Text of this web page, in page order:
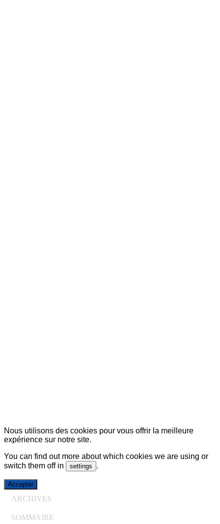
Nous utilisons des cookies pour vous offrir la meilleure
expérience sur notre site.
You can find out more about which cookies we are using or
switch them off in
settings .
Accepter
ARCHIVES
SOMMAIRE